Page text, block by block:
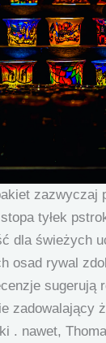
zazwyczaj
tyłek
dla świeżych
osad rywal
zadowalający
. nawet,